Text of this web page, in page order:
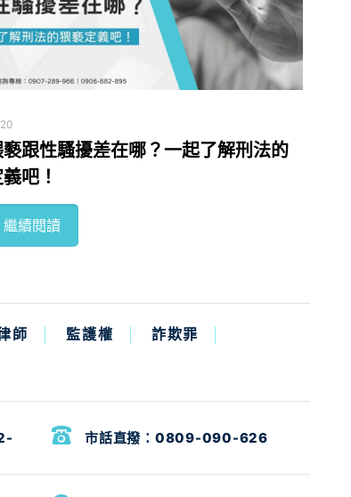
跟性騷擾差在哪？一起了解刑法的
吧！
繼續閱讀
師 監護權
詐欺罪
市話直撥： 0809-090-626